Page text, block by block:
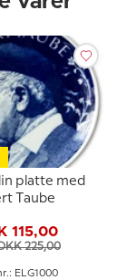
platte med
Taube
115,00
225,00
ELG1000